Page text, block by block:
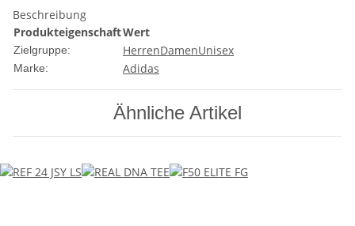
Beschreibung
ProdukteigenschaftWert
Zielgruppe: HerrenDamenUnisex
Marke: Adidas
Ähnliche Artikel